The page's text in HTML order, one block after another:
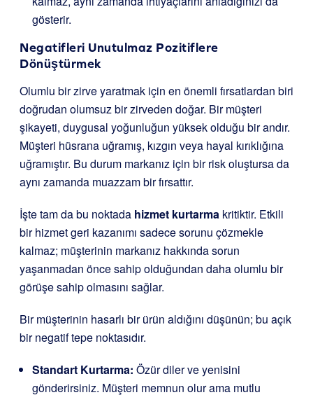
gösterir.
Negatifleri Unutulmaz Pozitiflere
Dönüştürmek
Olumlu bir zirve yaratmak için en önemli fırsatlardan biri
doğrudan olumsuz bir zirveden doğar. Bir müşteri
şikayeti, duygusal yoğunluğun yüksek olduğu bir andır.
Müşteri hüsrana uğramış, kızgın veya hayal kırıklığına
uğramıştır. Bu durum markanız için bir risk oluştursa da
aynı zamanda muazzam bir fırsattır.
İşte tam da bu noktada hizmet kurtarma kritiktir. Etkili
bir hizmet geri kazanımı sadece sorunu çözmekle
kalmaz; müşterinin markanız hakkında sorun
yaşanmadan önce sahip olduğundan daha olumlu bir
görüşe sahip olmasını sağlar.
Bir müşterinin hasarlı bir ürün aldığını düşünün; bu açık
bir negatif tepe noktasıdır.
Standart Kurtarma: Özür diler ve yenisini
gönderirsiniz. Müşteri memnun olur ama mutlu